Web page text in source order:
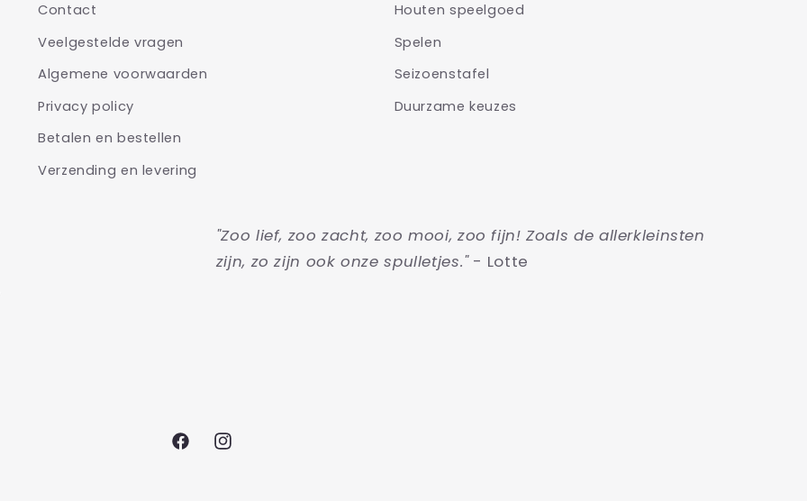
Contact
Veelgestelde vragen
Algemene voorwaarden
Privacy policy
Betalen en bestellen
Verzending en levering
Houten speelgoed
Spelen
Seizoenstafel
Duurzame keuzes
"Zoo lief, zoo zacht, zoo mooi, zoo fijn! Zoals de allerkleinsten
zijn, zo zijn ook onze spulletjes."- Lotte
FacebookInstagram